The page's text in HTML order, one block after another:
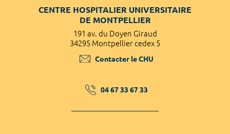
CENTRE HOSPITALIER UNIVERSITAIRE
DE MONTPELLIER
191 av. du Doyen Giraud
34295 Montpellier cedex 5
Contacter le CHU
04 67 33 67 33